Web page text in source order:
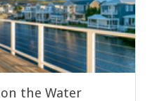
the Water